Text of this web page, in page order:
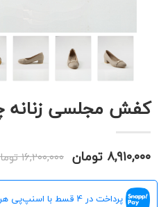
کفش مجلسی زنانه چرم
۸,۹۱۰,۰۰۰ تومان ۱۶,۲۰۰,۰۰۰ تومان
پرداخت در 4 قسط با اسنپ‌پی هر قسط